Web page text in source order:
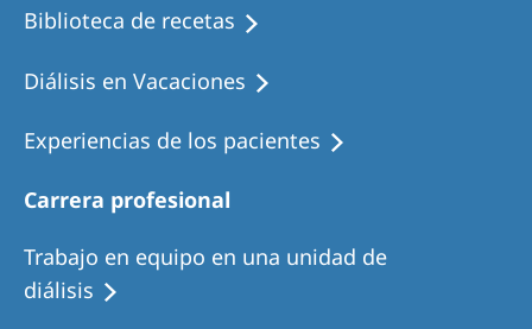
Biblioteca de recetas
Diálisis en Vacaciones
Experiencias de los pacientes
Carrera profesional
Trabajo en equipo en una unidad de
diálisis